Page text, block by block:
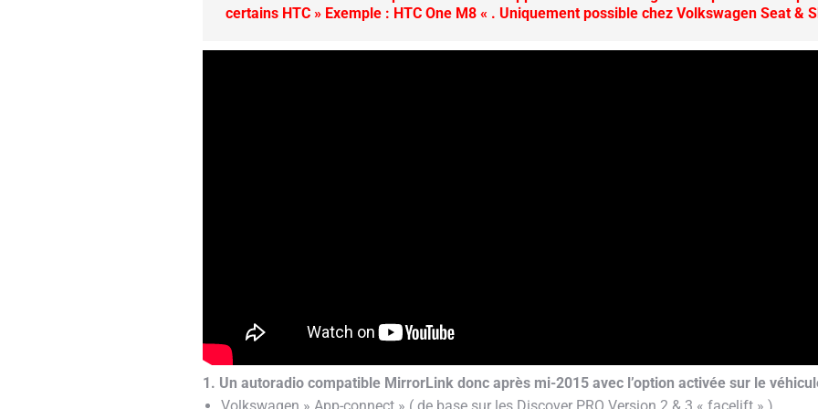
certains HTC » Exemple : HTC One M8 « . Uniquement possible chez Volkswagen Seat &
1. Un autoradio compatible MirrorLink donc après mi-2015 avec l’option activée sur le
Volkswagen » App-connect » ( de base sur les Discover PRO Version 2 & 3 « facelift » )